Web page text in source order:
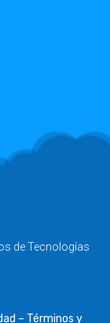
de Tecnologías
– Términos y